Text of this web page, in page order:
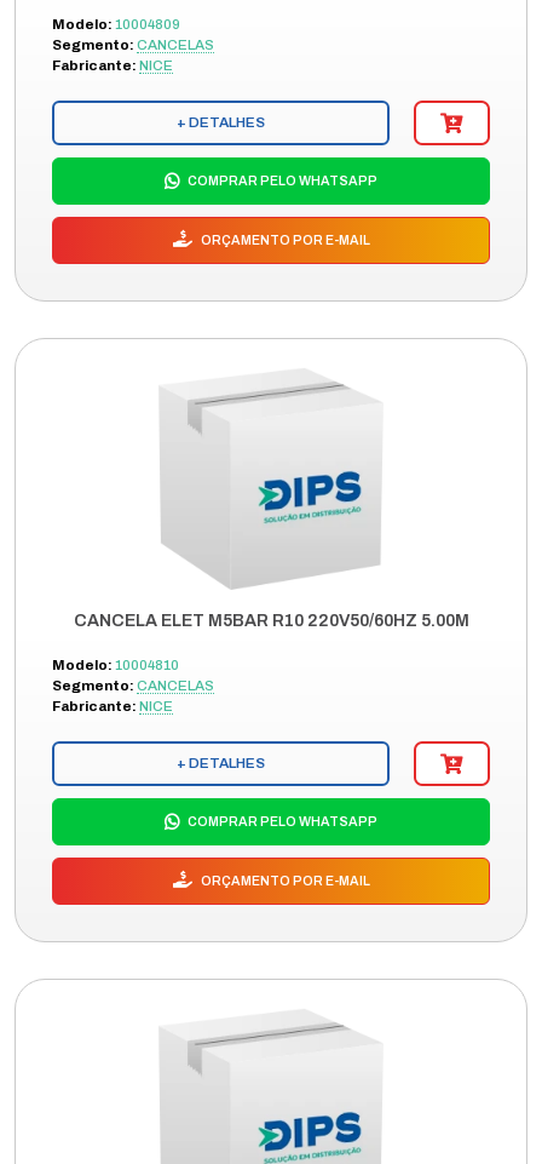
Modelo: 10004809
Segmento: CANCELAS
Fabricante: NICE
+ DETALHES
COMPRAR PELO WHATSAPP
ORÇAMENTO POR E-MAIL
CANCELA ELET M5BAR R10 220V50/60HZ 5.00M
Modelo: 10004810
Segmento: CANCELAS
Fabricante: NICE
+ DETALHES
COMPRAR PELO WHATSAPP
ORÇAMENTO POR E-MAIL